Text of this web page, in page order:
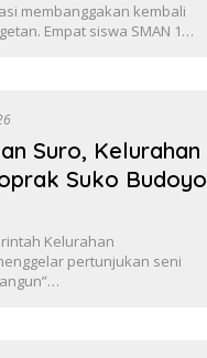
membanggakan kembali
Empat siswa SMAN 1…
Suro, Kelurahan
Suko Budoyo
Kelurahan
pertunjukan seni